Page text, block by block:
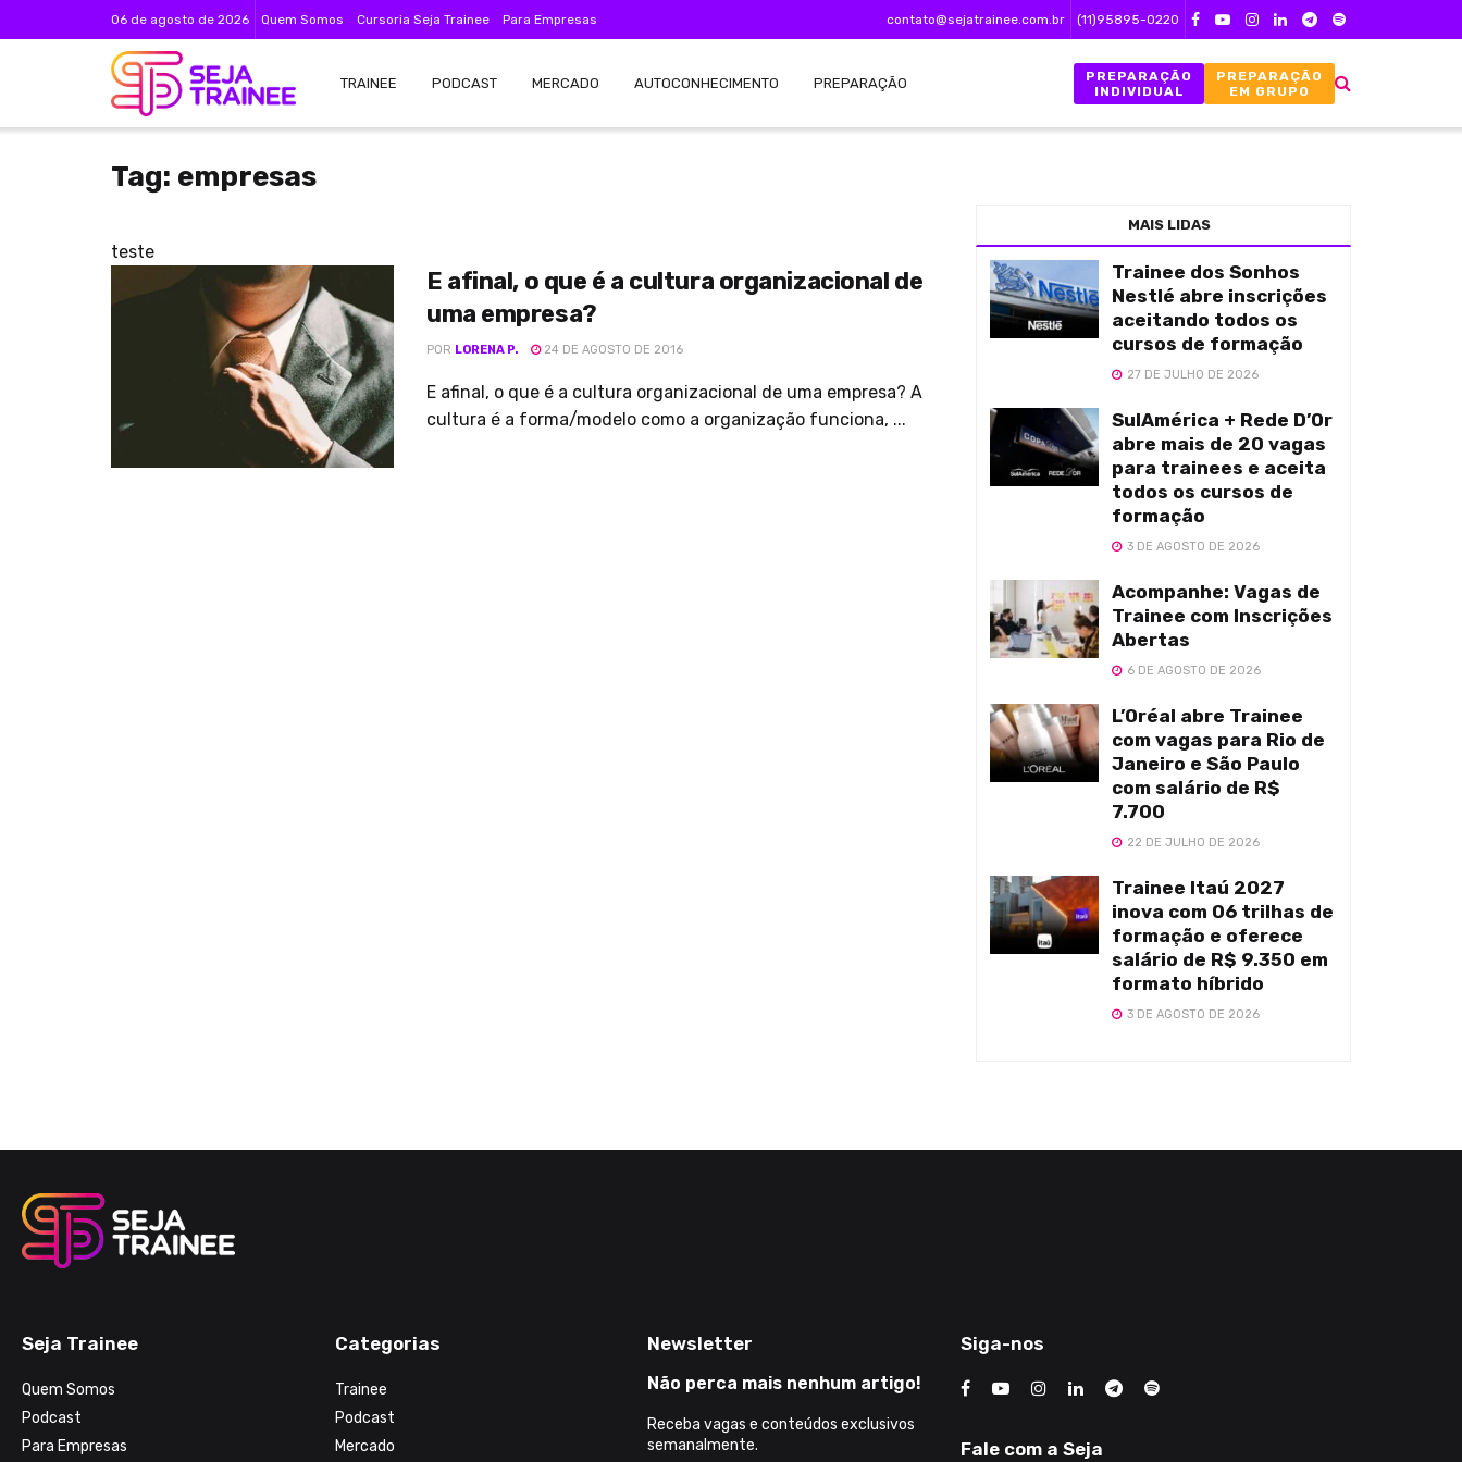
06 de agosto de 2026 Quem Somos Cursoria Seja Trainee Para Empresas contato@sejatrainee.com.br (11)95895-0220
TRAINEE PODCAST MERCADO AUTOCONHECIMENTO PREPARAÇÃO
PREPARAÇÃO
INDIVIDUAL
PREPARAÇÃO
EM GRUPO
Tag: empresas
teste
E afinal, o que é a cultura organizacional de
uma empresa?
POR LORENA P. 24 DE AGOSTO DE 2016
E afinal, o que é a cultura organizacional de uma empresa? A
cultura é a forma/modelo como a organização funciona, ...
MAIS LIDAS
Trainee dos Sonhos
Nestlé abre inscrições
aceitando todos os
cursos de formação
27 DE JULHO DE 2026
SulAmérica + Rede D’Or
abre mais de 20 vagas
para trainees e aceita
todos os cursos de
formação
3 DE AGOSTO DE 2026
Acompanhe: Vagas de
Trainee com Inscrições
Abertas
6 DE AGOSTO DE 2026
L’Oréal abre Trainee
com vagas para Rio de
Janeiro e São Paulo
com salário de R$
7.700
22 DE JULHO DE 2026
Trainee Itaú 2027
inova com 06 trilhas de
formação e oferece
salário de R$ 9.350 em
formato híbrido
3 DE AGOSTO DE 2026
Seja Trainee
Quem Somos
Podcast
Para Empresas
Categorias
Trainee
Podcast
Mercado
Newsletter
Não perca mais nenhum artigo!
Receba vagas e conteúdos exclusivos
semanalmente.
Siga-nos
Fale com a Seja